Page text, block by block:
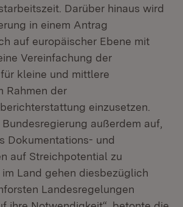
Darüber hinaus wird
in einem Antrag
auf europäischer Ebene mit
Vereinfachung der
kleine und mittlere
Rahmen der
einzusetzen.
Bundesregierung außerdem auf,
Dokumentations- und
auf Streichpotential zu
Land gehen diesbezüglich
Landesregelungen